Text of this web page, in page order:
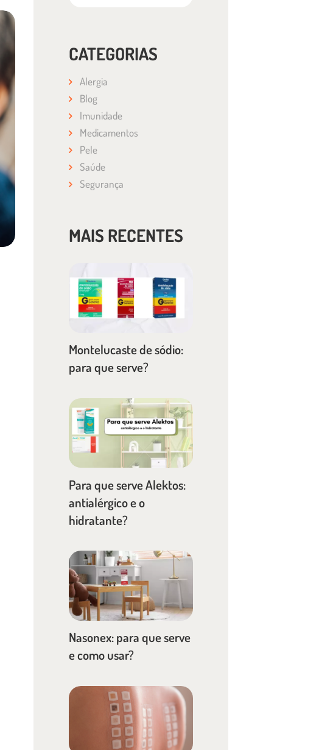
CATEGORIAS
Alergia
Blog
Imunidade
Medicamentos
Pele
Saúde
Segurança
MAIS RECENTES
Montelucaste de sódio:
para que serve?
Para que serve Alektos:
antialérgico e o
hidratante?
Nasonex: para que serve
e como usar?